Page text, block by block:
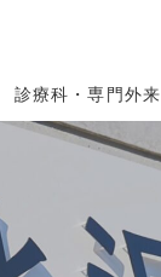
診療科・専門外来